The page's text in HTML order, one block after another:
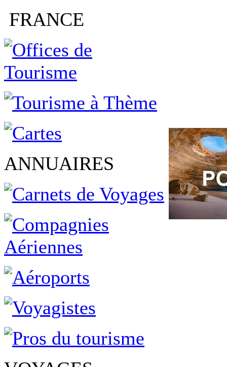
FRANCE
ANNUAIRES